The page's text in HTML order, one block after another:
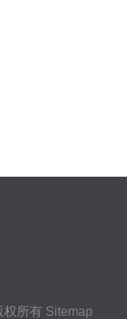
权所有 Sitemap